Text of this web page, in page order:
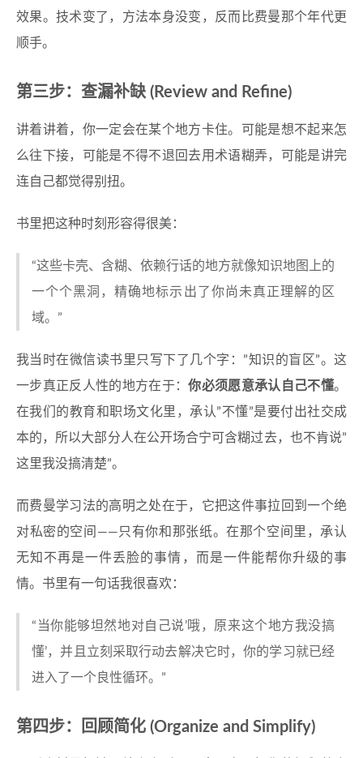
效果。技术变了，方法本身没变，反而比费曼那个年代更
顺手。
第三步：查漏补缺 (Review and Refine)
讲着讲着，你一定会在某个地方卡住。可能是想不起来怎
么往下接，可能是不得不退回去用术语糊弄，可能是讲完
连自己都觉得别扭。
书里把这种时刻形容得很美：
“这些卡壳、含糊、依赖行话的地方就像知识地图上的
一个个黑洞，精确地标示出了你尚未真正理解的区
域。”
我当时在微信读书里只写下了几个字：”知识的盲区”。这
一步真正反人性的地方在于：你必须愿意承认自己不懂。
在我们的教育和职场文化里，承认”不懂”是要付出社交成
本的，所以大部分人在公开场合宁可含糊过去，也不肯说”
这里我没搞清楚”。
而费曼学习法的高明之处在于，它把这件事拉回到一个绝
对私密的空间——只有你和那张纸。在那个空间里，承认
无知不再是一件丢脸的事情，而是一件能帮你升级的事
情。书里有一句话我很喜欢：
“当你能够坦然地对自己说’哦，原来这个地方我没搞
懂’，并且立刻采取行动去解决它时，你的学习就已经
进入了一个良性循环。”
第四步：回顾简化 (Organize and Simplify)